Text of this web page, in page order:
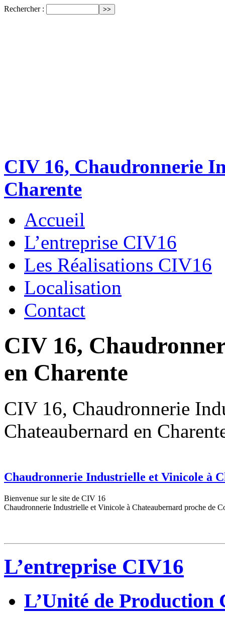
Rechercher :
CIV 16, Chaudronnerie
Charente
Accueil
L’entreprise CIV16
Les Réalisations CIV16
Localisation
Contact
CIV 16,
en Charente
CIV 16, Chaudronnerie
Chateaubernard en
Chaudronnerie Industrielle et Vinicole à
Bienvenue sur le site de CIV 16
Chaudronnerie Industrielle et Vinicole à Chateaubernard proche de
L’entreprise CIV16
L’Unité de Production